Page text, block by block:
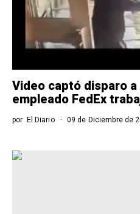
Video captó disparo
empleado FedEx
por El Diario 09 de Diciembre de